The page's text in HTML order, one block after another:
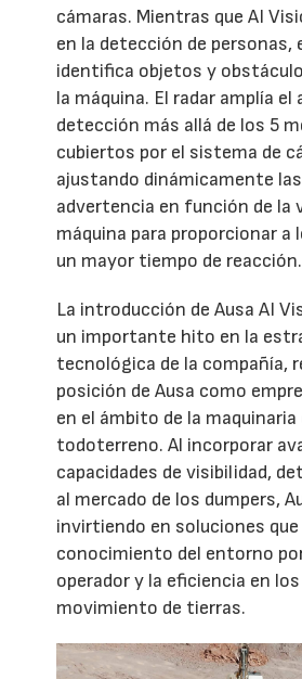
cámaras. Mientras que AI
en la detección de personas,
identifica objetos y
la máquina. El radar amplía el
detección más allá de los 5
cubiertos por el sistema de
ajustando dinámicamente
advertencia en función de la
máquina para proporcionar a
un mayor tiempo de reacción.
La introducción de Ausa AI
un importante hito en la
tecnológica de la compañía,
posición de Ausa como
en el ámbito de la
todoterreno. Al incorporar
capacidades de visibilidad,
al mercado de los dumpers,
invirtiendo en soluciones
conocimiento del entorno
operador y la eficiencia en
movimiento de tierras.